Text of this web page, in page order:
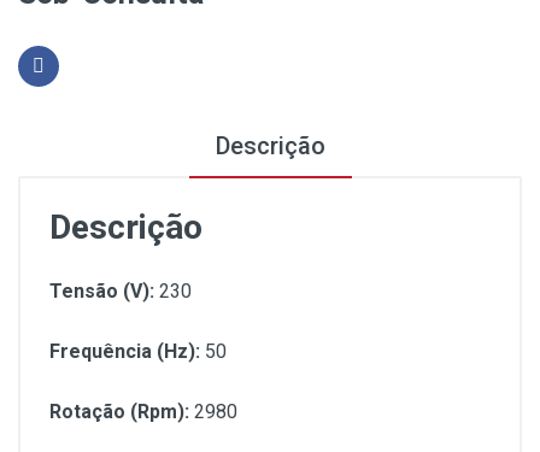
Descrição
Descrição
Tensão (V): 230
Frequência (Hz): 50
Rotação (Rpm): 2980